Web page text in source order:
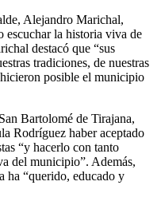
Alejandro Marichal,
escuchar la historia viva de
destacó que “sus
tradiciones, de nuestras
posible el municipio
Bartolomé de Tirajana,
Rodríguez haber aceptado
“y hacerlo con tanto
del municipio”. Además,
ha “querido, educado y